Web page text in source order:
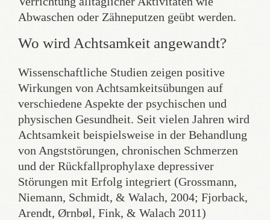
Abwaschen oder Zähneputzen geübt werden.
Wo wird Achtsamkeit angewandt?
Wissenschaftliche Studien zeigen positive
Wirkungen von Achtsamkeits­übungen auf
verschiedene Aspekte der psychischen und
physischen Gesundheit. Seit vielen Jahren wird
Achtsamkeit beispielsweise in der Behandlung
von Angststörungen, chronischen Schmerzen
und der Rückfall­prophylaxe depressiver
Störungen mit Erfolg integriert (Grossmann,
Niemann, Schmidt, & Walach, 2004; Fjorback,
Arendt, Ørnbøl, Fink, & Walach 2011)